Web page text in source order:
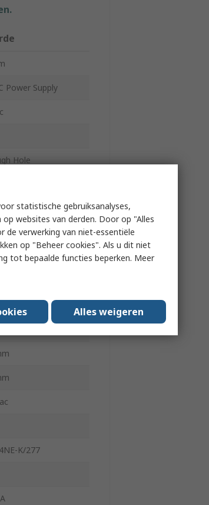
Power Supply
Hole
K/277
statistische gebruiksanalyses,
websites van derden. Door op "Alles
verwerking van niet-essentiële
op "Beheer cookies". Als u dit niet
tot bepaalde functies beperken. Meer
Alles weigeren